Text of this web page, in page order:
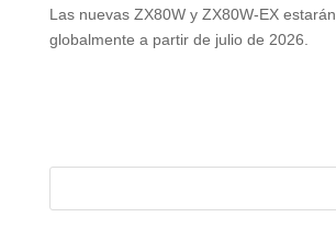
Las nuevas ZX80W y ZX80W-EX
globalmente a partir de julio de 2026.